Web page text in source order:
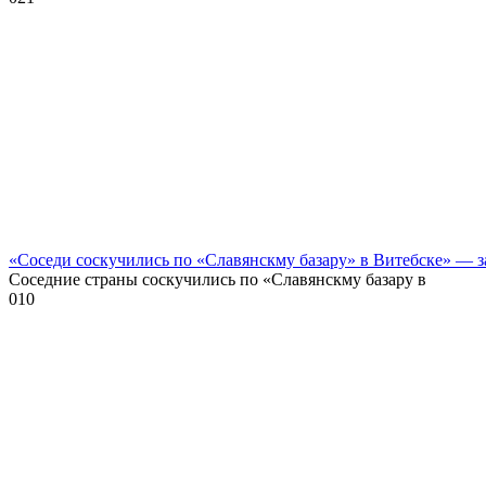
«Соседи соскучились по «Славянскму базару» в Витебске» —
Соседние страны соскучились по «Славянскму базару в
010